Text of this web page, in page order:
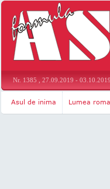
Nr. 1385 , 27.09.2019 - 03.10.2019
Asul de inima Lumea